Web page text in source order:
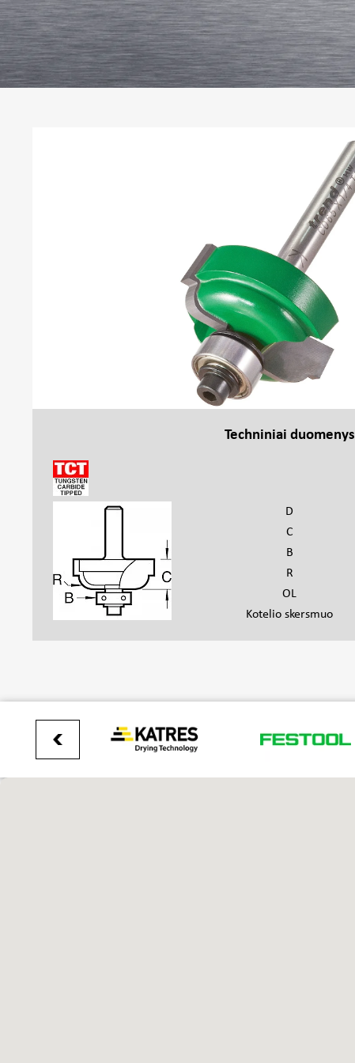
Techniniai duomenys
D
C
B
R
OL
Kotelio skersmuo